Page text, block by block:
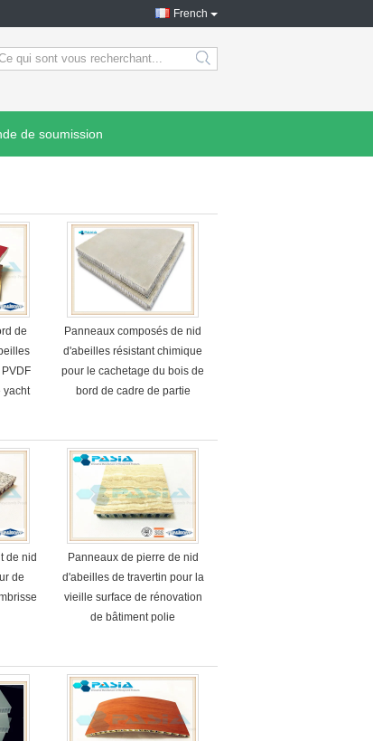
French
search
de soumission
de
yacht
Panneaux composés de nid
d'abeilles résistant chimique
pour le cachetage du bois de
bord de cadre de partie
de nid
de
Panneaux de pierre de nid
d'abeilles de travertin pour la
vieille surface de rénovation
de bâtiment polie